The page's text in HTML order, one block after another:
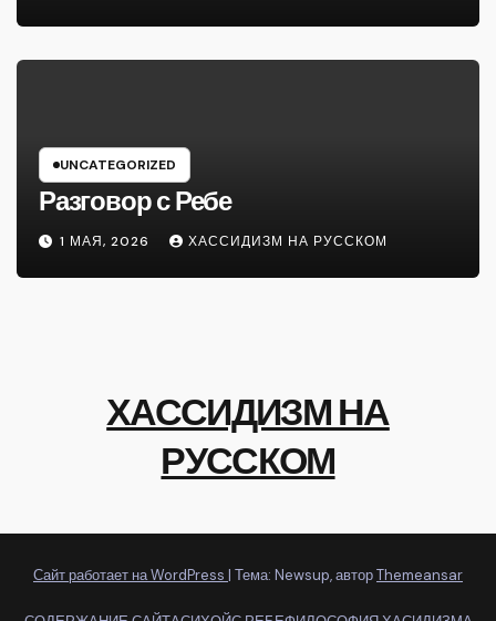
UNCATEGORIZED
Разговор с Ребе
1 МАЯ, 2026 ХАССИДИЗМ НА РУССКОМ
ХАССИДИЗМ НА
РУССКОМ
Сайт работает на WordPress | Тема: Newsup, авторThemeansar